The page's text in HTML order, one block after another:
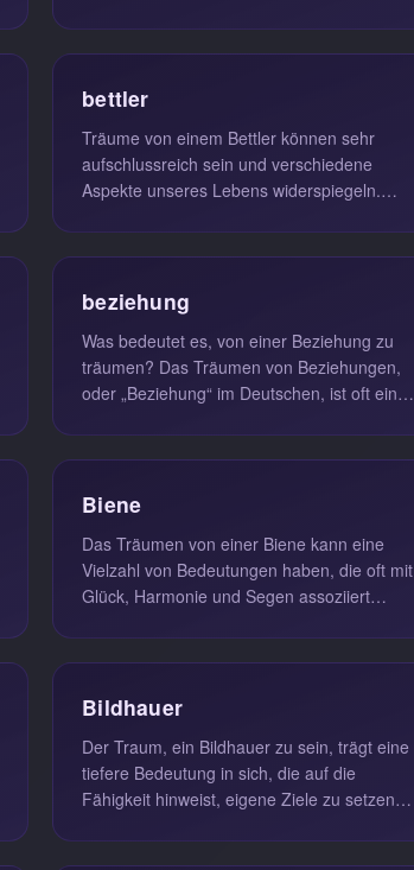
bettler
Träume von einem Bettler können sehr
aufschlussreich sein und verschiedene
Aspekte unseres Lebens widerspiegeln.
beziehung
Was bedeutet es, von einer Beziehung zu
träumen? Das Träumen von Beziehungen,
oder „Beziehung“ im Deutschen, ist oft ein
Biene
Das Träumen von einer Biene kann eine
Vielzahl von Bedeutungen haben, die oft mit
Glück, Harmonie und Segen assoziiert
Bildhauer
Der Traum, ein Bildhauer zu sein, trägt eine
tiefere Bedeutung in sich, die auf die
Fähigkeit hinweist, eigene Ziele zu setzen